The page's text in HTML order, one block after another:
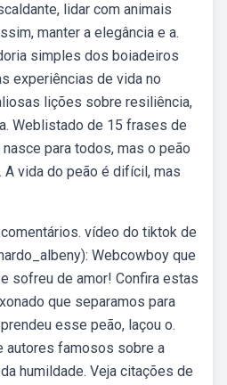
lidar com animais
manter a elegância e a.
simples dos boiadeiros
experiências de vida no
lições sobre resiliência,
Weblistado de 15 frases de
para todos, mas o peão
A vida do peão é difícil, mas
vídeo do tiktok de
Webcowboy que
sofreu de amor! Confira estas
que separamos para
esse peão, laçou o.
autores famosos sobre a
humildade. Veja citações de